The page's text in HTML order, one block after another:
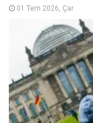
01 Tem 2026, Çar